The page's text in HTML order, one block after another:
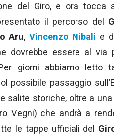
del Giro, e ora tocca
il percorso del
Aru, Vincenzo Nibali e
dovrebbe essere al via
giorni abbiamo letto
possibile passaggio
salite storiche, oltre a
Vegni) che andrà a
le tappe ufficiali del